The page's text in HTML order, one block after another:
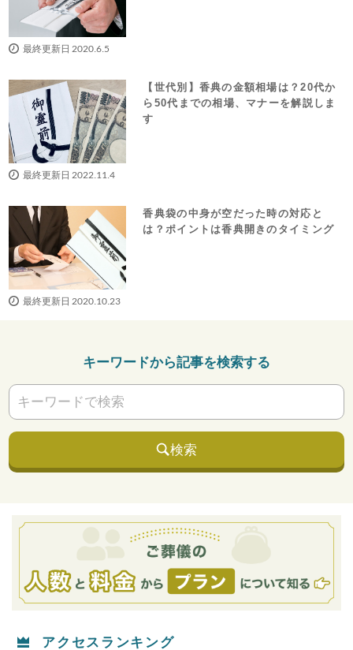
最終更新日 2020.6.5
【世代別】香典の金額相場は？20代か
ら50代までの相場、マナーを解説しま
す
最終更新日 2022.11.4
香典袋の中身が空だった時の対応と
は？ポイントは香典開きのタイミング
最終更新日 2020.10.23
キーワードから記事を検索する
検索
アクセスランキング